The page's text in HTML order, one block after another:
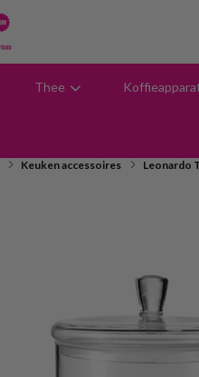
Thee
Keuken accessoires Leonardo